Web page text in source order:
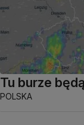
Tu burze
POLSKA